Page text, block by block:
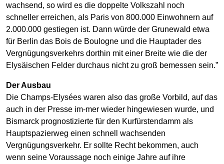
wachsend, so wird es die doppelte Volkszahl noch
schneller erreichen, als Paris von 800.000 Einwohnern auf
2.000.000 gestiegen ist. Dann würde der Grunewald etwa
für Berlin das Bois de Boulogne und die Hauptader des
Vergnügungsverkehrs dorthin mit einer Breite wie die der
Elysäischen Felder durchaus nicht zu groß bemessen sein.”
Der Ausbau
Die Champs-Elysées waren also das große Vorbild, auf das
auch in der Presse im-mer wieder hingewiesen wurde, und
Bismarck prognostizierte für den Kurfürstendamm als
Hauptspazierweg einen schnell wachsenden
Vergnügungsverkehr. Er sollte Recht bekommen, auch
wenn seine Voraussage noch einige Jahre auf ihre